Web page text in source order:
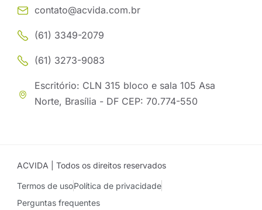
contato@acvida.com.br
(61) 3349-2079
(61) 3273-9083
Escritório: CLN 315 bloco e sala 105 Asa
Norte, Brasília - DF CEP: 70.774-550
ACVIDA | Todos os direitos reservados
Termos de usoPolítica de privacidade
Perguntas frequentes